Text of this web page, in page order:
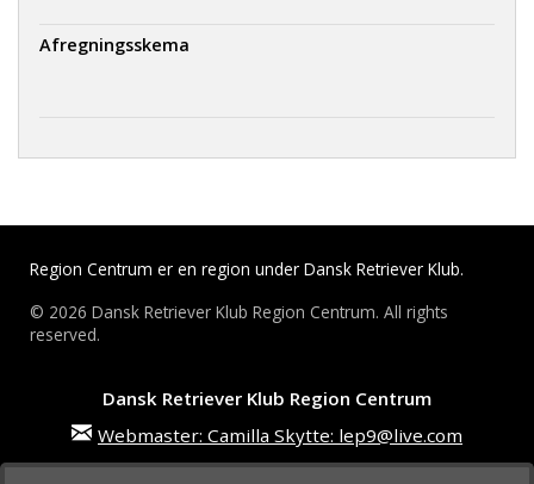
Afregningsskema
Region Centrum er en region under Dansk Retriever Klub.
© 2026 Dansk Retriever Klub Region Centrum. All rights
reserved.
Dansk Retriever Klub Region Centrum
Webmaster: Camilla Skytte: lep9@live.com